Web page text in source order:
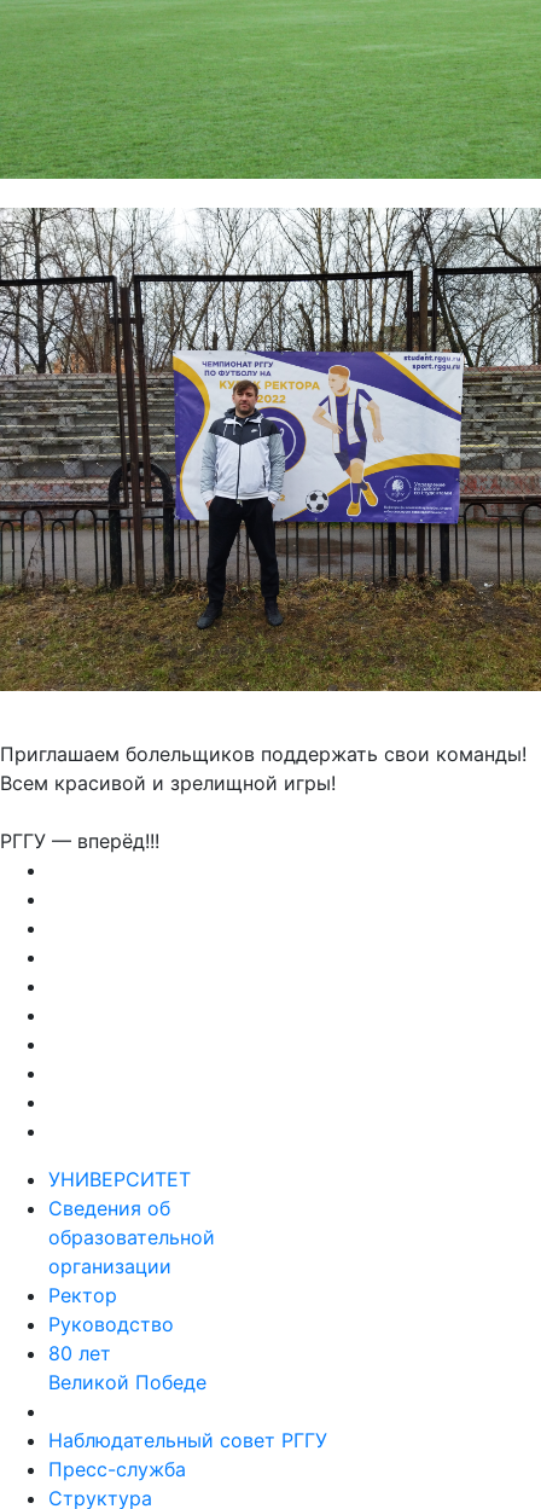
Приглашаем болельщиков поддержать свои команды!
Всем красивой и зрелищной игры!
РГГУ — вперёд!!!
УНИВЕРСИТЕТ
Сведения об
образовательной
организации
Ректор
Руководство
80 лет
Великой Победе
Наблюдательный совет РГГУ
Пресс-служба
Структура